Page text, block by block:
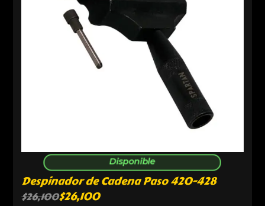
Disponible
Despinador de Cadena Paso 420-428
$26,100$26,100